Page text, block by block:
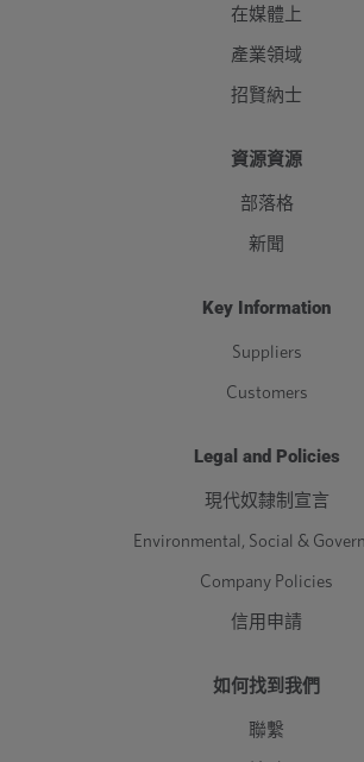
在媒體上
產業領域
招賢納士
資源資源
部落格
新聞
Key Information
Suppliers
Customers
Legal and Policies
現代奴隸制宣言
Environmental, Social &
Company Policies
信用申請
如何找到我們
聯繫